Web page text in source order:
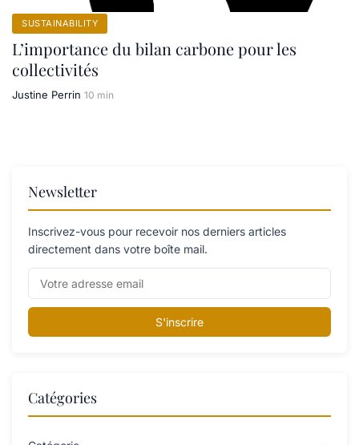
SUSTAINABILITY
L’importance du bilan carbone pour les
collectivités
Justine Perrin 10 min
Newsletter
Inscrivez-vous pour recevoir nos derniers articles
directement dans votre boîte mail.
S'inscrire
Catégories